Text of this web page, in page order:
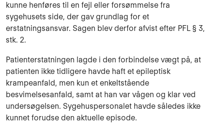
kunne henføres til en fejl eller forsømmelse fra
sygehusets side, der gav grundlag for et
erstatningsansvar. Sagen blev derfor afvist efter PFL § 3,
stk. 2.
Patienterstatningen lagde i den forbindelse vægt på, at
patienten ikke tidligere havde haft et epileptisk
krampeanfald, men kun et enkeltstående
besvimelsesanfald, samt at han var vågen og klar ved
undersøgelsen. Sygehuspersonalet havde således ikke
kunnet forudse den aktuelle episode.